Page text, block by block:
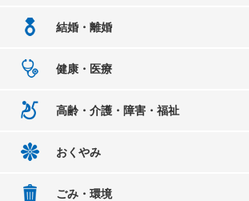
結婚・離婚
健康・医療
高齢・介護・障害・福祉
おくやみ
ごみ・環境